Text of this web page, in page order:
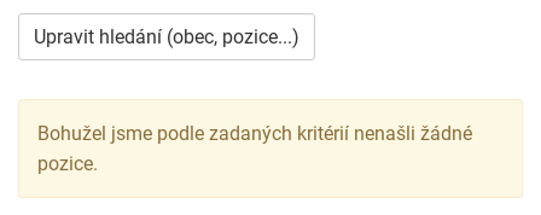
Upravit hledání (obec, pozice...)
Bohužel jsme podle zadaných kritérií nenašli žádné
pozice.